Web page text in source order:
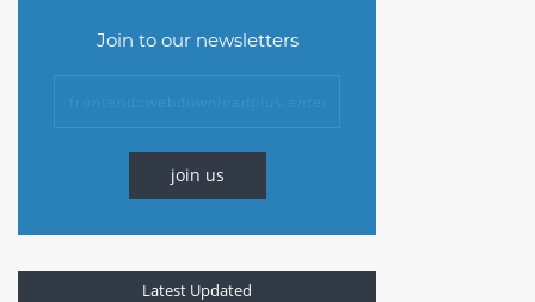
Join to our newsletters
join us
Latest Updated